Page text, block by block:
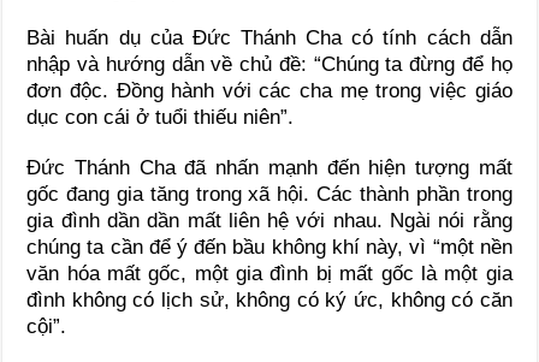
Bài huấn dụ của Đức Thánh Cha có tính cách dẫn
nhập và hướng dẫn về chủ đề: “Chúng ta đừng để họ
đơn độc. Đồng hành với các cha mẹ trong việc giáo
dục con cái ở tuổi thiếu niên”.
Đức Thánh Cha đã nhấn mạnh đến hiện tượng mất
gốc đang gia tăng trong xã hội. Các thành phần trong
gia đình dần dần mất liên hệ với nhau. Ngài nói rằng
chúng ta cần để ý đến bầu không khí này, vì “một nền
văn hóa mất gốc, một gia đình bị mất gốc là một gia
đình không có lịch sử, không có ký ức, không có căn
cội”.